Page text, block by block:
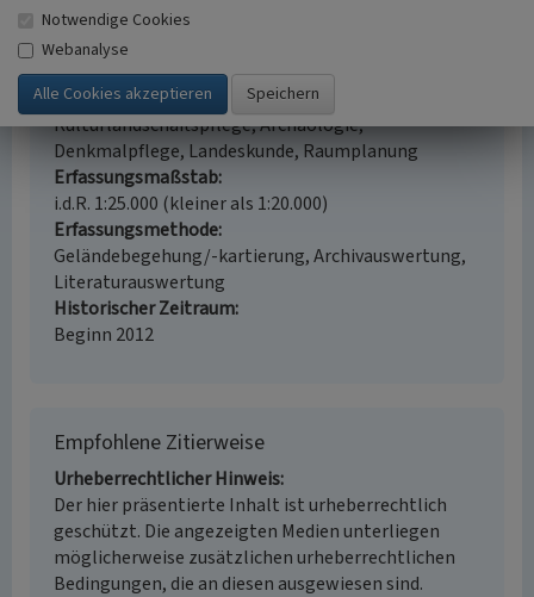
Schlagwörter
Kulturlandschaftsbereich
Bergwerksschacht Fördergerüst Kultplatz
Fachsicht(en)
Kulturlandschaftspflege, Archäologie,
Denkmalpflege, Landeskunde, Raumplanung
Erfassungsmaßstab
i.d.R. 1:25.000 (kleiner als 1:20.000)
Erfassungsmethode
Geländebegehung/-kartierung, Archivauswertung,
Literaturauswertung
Historischer Zeitraum
Beginn 2012
Empfohlene Zitierweise
Urheberrechtlicher Hinweis
Der hier präsentierte Inhalt ist urheberrechtlich
geschützt. Die angezeigten Medien unterliegen
möglicherweise zusätzlichen urheberrechtlichen
Bedingungen, die an diesen ausgewiesen sind.
Notwendige Cookies
Webanalyse